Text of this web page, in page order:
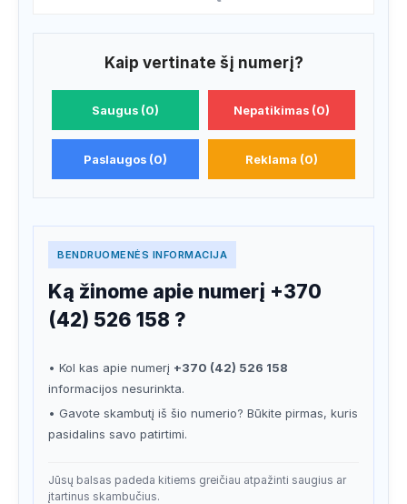
Kaip vertinate šį numerį?
Saugus (0) Nepatikimas (0)
Paslaugos (0) Reklama (0)
BENDRUOMENĖS INFORMACIJA
Ką žinome apie numerį +370
(42) 526 158 ?
• Kol kas apie numerį +370 (42) 526 158
informacijos nesurinkta.
• Gavote skambutį iš šio numerio? Būkite pirmas, kuris
pasidalins savo patirtimi.
Jūsų balsas padeda kitiems greičiau atpažinti saugius ar
įtartinus skambučius.